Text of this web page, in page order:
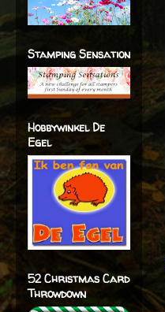
Stamping Sensation
Hobbywinkel De
Egel
52 Christmas Card
Throwdown